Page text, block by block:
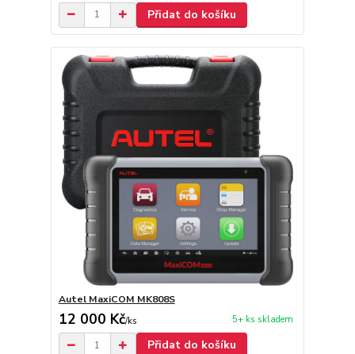
Přidat do košíku
Autel MaxiCOM MK808S
12 000 Kč/ks 5+ ks skladem
Přidat do košíku